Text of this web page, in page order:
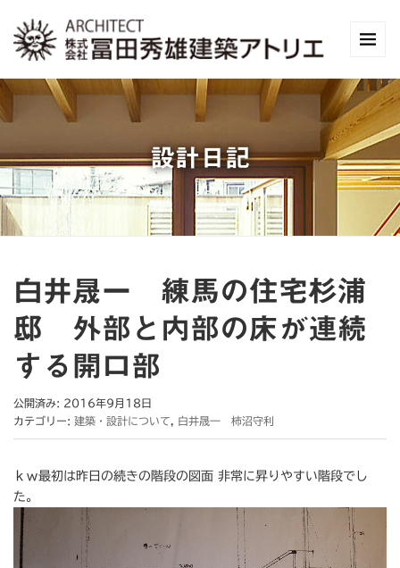
設計日記
白井晟一 練馬の住宅杉浦
邸 外部と内部の床が連続
する開口部
公開済み: 2016年9月18日
カテゴリー: 建築・設計について 白井晟一 柿沼守利
ｋｗ最初は昨日の続きの階段の図面 非常に昇りやすい階段でし
た。